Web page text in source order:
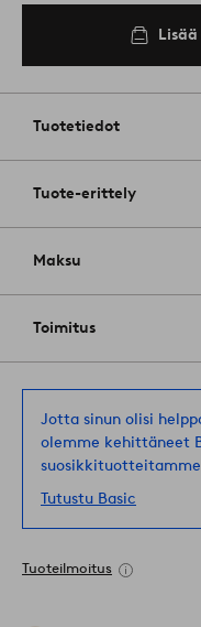
Tuotetiedot
Tuote-erittely
Maksu
Toimitus
Jotta sinun olisi
olemme kehittäneet
Tutustu Basic
Tuoteilmoitus